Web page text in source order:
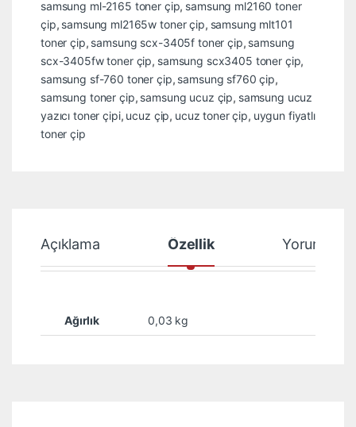
samsung ml-2165 toner çip, samsung ml2160 toner
çip, samsung ml2165w toner çip, samsung mlt101
toner çip, samsung scx-3405f toner çip, samsung
scx-3405fw toner çip, samsung scx3405 toner çip,
samsung sf-760 toner çip, samsung sf760 çip,
samsung toner çip, samsung ucuz çip, samsung ucuz
yazıcı toner çipi, ucuz çip, ucuz toner çip, uygun fiyatlı
toner çip
Açıklama Özellik Yorumlar
Ağırlık 0,03 kg